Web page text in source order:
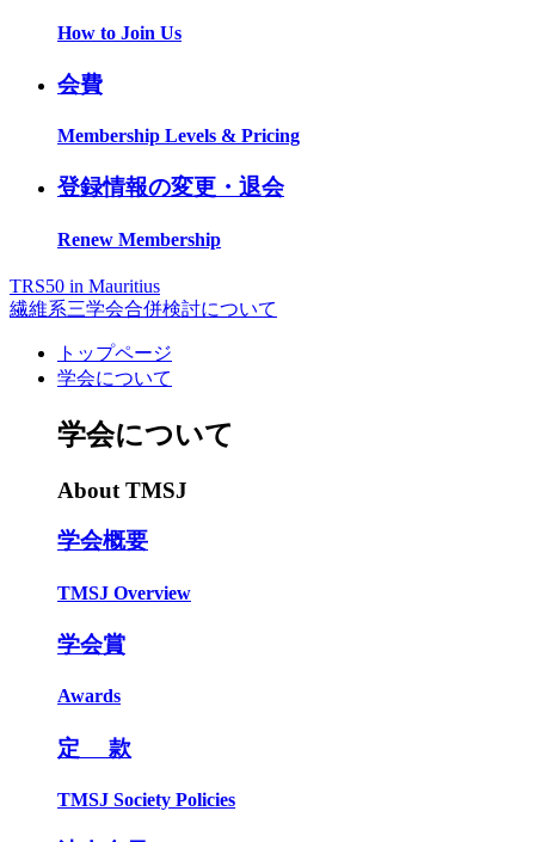
How to Join Us
会費
Membership Levels & Pricing
登録情報の変更・退会
Renew Membership
TRS50 in Mauritius
繊維系三学会合併検討について
トップページ
学会について
学会について
About TMSJ
学会概要
TMSJ Overview
学会賞
Awards
定 款
TMSJ Society Policies